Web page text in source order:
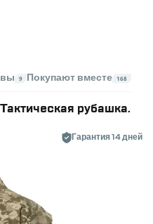
9 Покупают вместе 168
рубашка.
Гарантия 14 дней